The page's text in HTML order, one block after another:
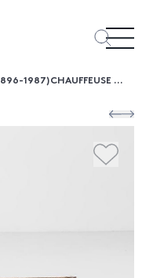
VICTOR COURTAY (1896-1987)CHAUFFEUSE COIN DE FEUCHÊNE ET PAILLEDATE DE CRÉATION : VERS 1940H 77,5 × L 53,5 × P 60,5 CM